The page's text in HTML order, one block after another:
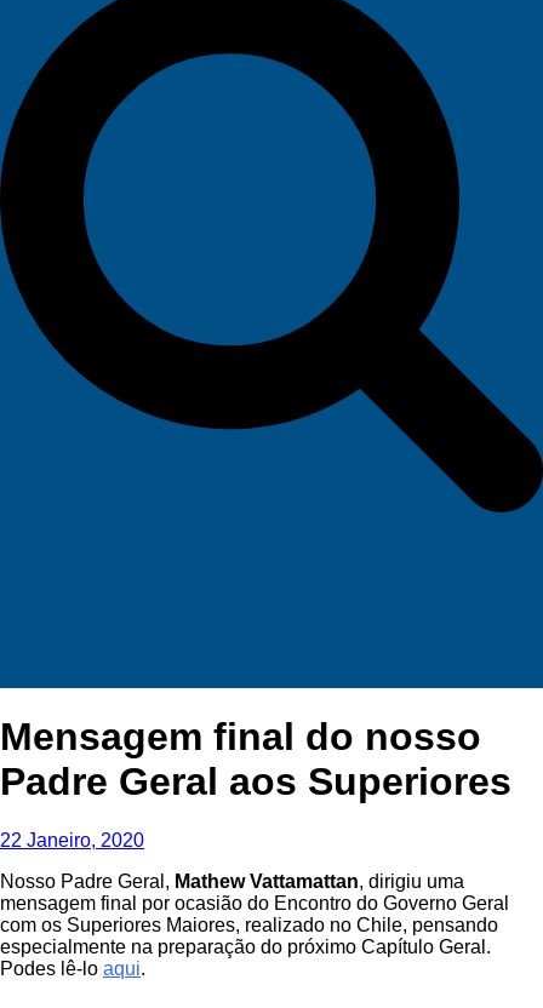
Mensagem final do nosso
Padre Geral aos Superiores
22 Janeiro, 2020
Nosso Padre Geral, Mathew Vattamattan, dirigiu uma
mensagem final por ocasião do Encontro do Governo Geral
com os Superiores Maiores, realizado no Chile, pensando
especialmente na preparação do próximo Capítulo Geral.
Podes lê-lo aqui.